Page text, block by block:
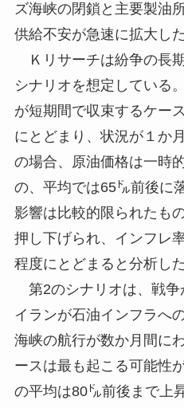
ズ海峡の閉鎖と主要製油
供給不安が急速に拡大した
Ｋリサーチは紛争の長
シナリオを想定している
が短期間で収束するケー
にとどまり、状況が１か
の場合、原油価格は一時
の、平均では65㌦前後に
影響は比較的限られたも
押し下げられ、インフレ
程度にとどまると分析した
第2のシナリオは、戦争
イランが石油インフラへ
海峡の航行が数か月間に
ースは最も起こる可能性
の平均は80㌦前後まで上